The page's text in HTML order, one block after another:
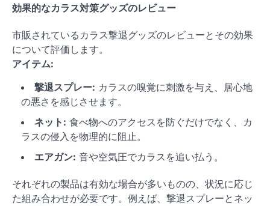
効果的なカラス対策グッズのレビュー
市販されているカラス撃退グッズのレビューとその効果
について評価します。
アイテム:
撃退スプレー: カラスの嗅覚に刺激を与え、居心地
の悪さを感じさせます。
ネット: 食べ物へのアクセスを防ぐだけでなく、カ
ラスの侵入を物理的に阻止。
エアガン: 音や空気圧でカラスを追い払う。
それぞれの製品は有効な場合が多いものの、状況に応じ
た組み合わせが必要です。例えば、撃退スプレーとネッ